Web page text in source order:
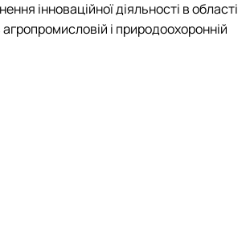
інноваційної діяльності в області
агропромисловій і природоохоронній